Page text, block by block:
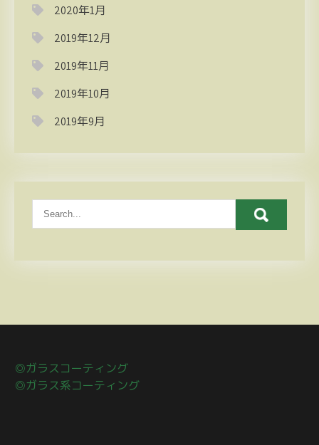
2020年1月
2019年12月
2019年11月
2019年10月
2019年9月
◎ガラスコーティング
◎ガラス系コーティング